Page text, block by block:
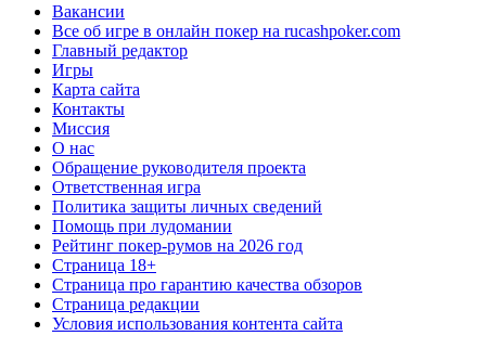
Вакансии
Все об игре в онлайн покер на rucashpoker.com
Главный редактор
Игры
Карта сайта
Контакты
Миссия
О нас
Обращение руководителя проекта
Ответственная игра
Политика защиты личных сведений
Помощь при лудомании
Рейтинг покер-румов на 2026 год
Страница 18+
Страница про гарантию качества обзоров
Страница редакции
Условия использования контента сайта